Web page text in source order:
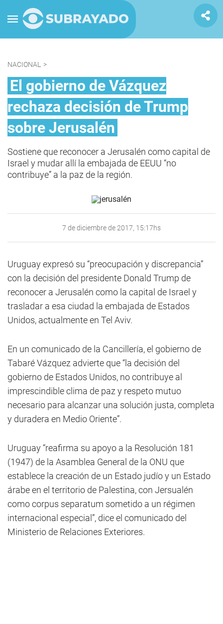
NACIONAL >
El gobierno de Vázquez
rechaza decisión de Trump
sobre Jerusalén
Sostiene que reconocer a Jerusalén como capital de
Israel y mudar allí la embajada de EEUU “no
contribuye” a la paz de la región.
7 de diciembre de 2017, 15:17hs
Uruguay expresó su “preocupación y discrepancia”
con la decisión del presidente Donald Trump de
reconocer a Jerusalén como la capital de Israel y
trasladar a esa ciudad la embajada de Estados
Unidos, actualmente en Tel Aviv.
En un comunicado de la Cancillería, el gobierno de
Tabaré Vázquez advierte que “la decisión del
gobierno de Estados Unidos, no contribuye al
imprescindible clima de paz y respeto mutuo
necesario para alcanzar una solución justa, completa
y duradera en Medio Oriente”.
Uruguay “reafirma su apoyo a la Resolución 181
(1947) de la Asamblea General de la ONU que
establece la creación de un Estado judío y un Estado
árabe en el territorio de Palestina, con Jersualén
como corpus separatum sometido a un régimen
internacional especial”, dice el comunicado del
Ministerio de Relaciones Exteriores.